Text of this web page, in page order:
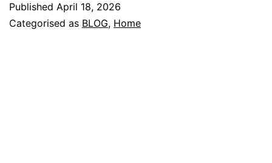
Reizen
Published April 18, 2026
Categorised as BLOG, Home